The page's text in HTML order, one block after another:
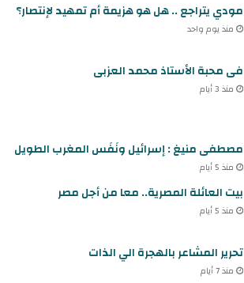
مودي يتراجع .. هل هو هزيمة أم تمهيد لإنتصار؟
منذ يوم واحد
فى محبة الأستاذ محمد العزبى
منذ 3 أيام
مصطفى منيغ : إسرائيل ونَفَس المغرب الطويل
منذ 5 أيام
بيت العائلة المصرية.. معا من أجل مصر
منذ 5 أيام
تحرير المشاعر بالهجرة الي الذات
منذ 7 أيام